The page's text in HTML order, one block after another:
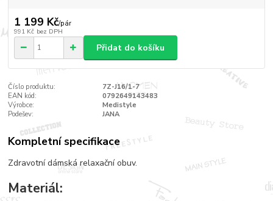
1 199 Kč/pár
991 Kč bez DPH
Přidat do košíku
Číslo produktu:
7Z-J16/1-7
EAN kód:
0792649143483
Výrobce:
Medistyle
Podešev:
JANA
Kompletní specifikace
Zdravotní dámská relaxační obuv.
Materiál: